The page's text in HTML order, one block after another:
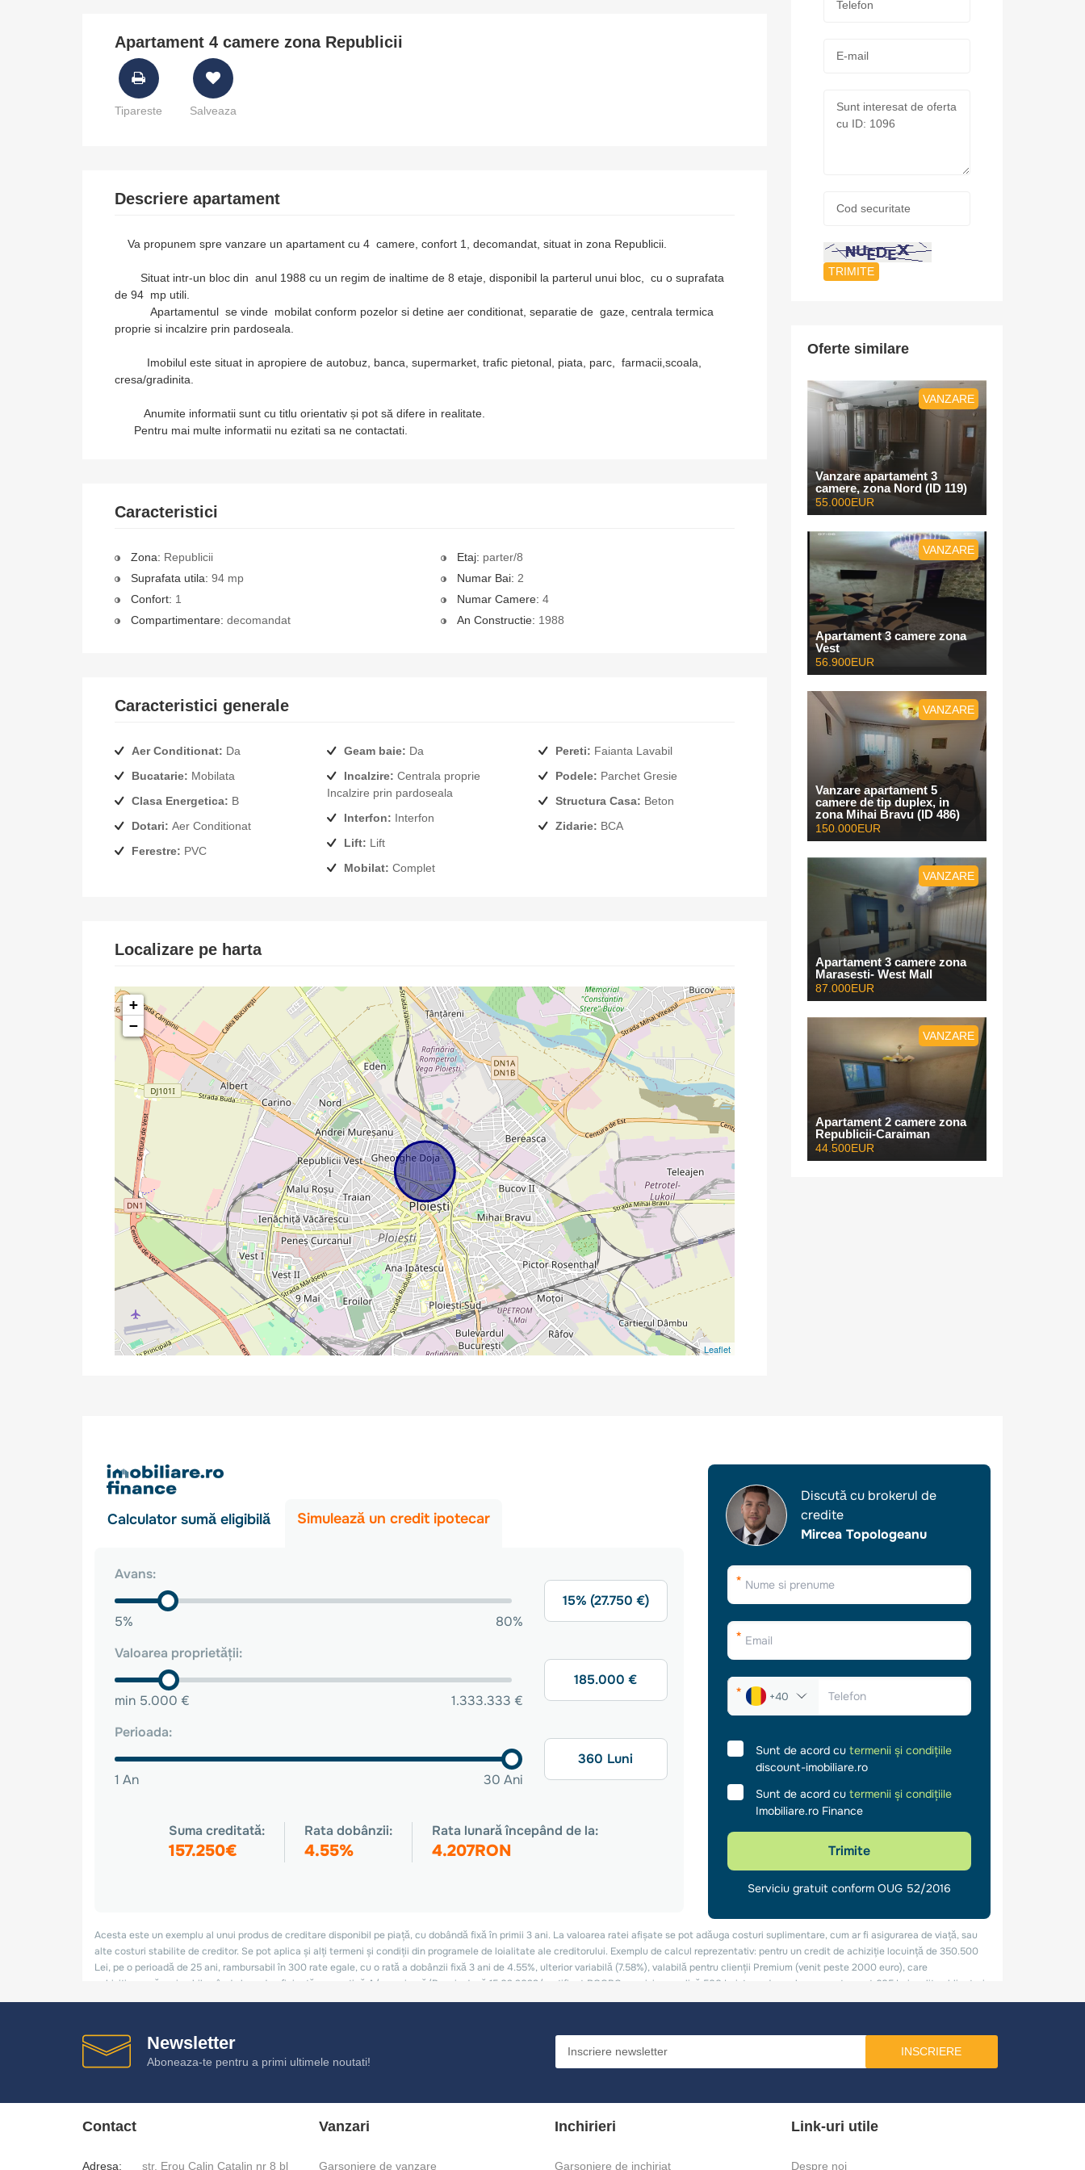
Apartament 4 camere zona Republicii
Tipareste Salveaza
Descriere apartament
Va propunem spre vanzare un apartament cu 4 camere, confort 1, decomandat, situat in zona Republicii.
Situat intr-un bloc din anul 1988 cu un regim de inaltime de 8 etaje, disponibil la parterul unui bloc, cu o suprafata
de 94 mp utili.
Apartamentul se vinde mobilat conform pozelor si detine aer conditionat, separatie de gaze, centrala termica
proprie si incalzire prin pardoseala.
Imobilul este situat in apropiere de autobuz, banca, supermarket, trafic pietonal, piata, parc, farmacii,scoala,
cresa/gradinita.
Anumite informatii sunt cu titlu orientativ și pot să difere in realitate.
Pentru mai multe informatii nu ezitati sa ne contactati.
Caracteristici
Zona: Republicii
Suprafata utila: 94 mp
Confort: 1
Compartimentare: decomandat
Etaj: parter/8
Numar Bai: 2
Numar Camere: 4
An Constructie: 1988
Caracteristici generale
Aer Conditionat: Da
Bucatarie: Mobilata
Clasa Energetica: B
Dotari: Aer Conditionat
Ferestre: PVC
Geam baie: Da
Incalzire:
Incalzire prin pardoseala
Interfon: Interfon
Lift: Lift
Mobilat: Complet
Pereti: Faianta Lavabil
Podele: Parchet Gresie
Structura Casa: Beton
Zidarie: BCA
Localizare pe harta
+
−
Leaflet
mail:
securitate:
Oferte similare
VANZARE
Vanzare apartament 3
camere, zona Nord (ID 119)
55.000EUR
VANZARE
Apartament 3 camere zona
Vest
56.900EUR
VANZARE
Vanzare apartament 5
camere de tip duplex, in
zona Mihai Bravu (ID 486)
150.000EUR
VANZARE
Apartament 3 camere zona
Marasesti- West Mall
87.000EUR
VANZARE
Apartament 2 camere zona
Republicii-Caraiman
44.500EUR
Newsletter
Aboneaza-te pentru a primi ultimele noutati!
INSCRIERE
Contact
Adresa: str. Erou Calin Catalin nr 8 bl
Vanzari
Garsoniere de vanzare
Inchirieri
Garsoniere de inchiriat
Link-uri utile
Despre noi